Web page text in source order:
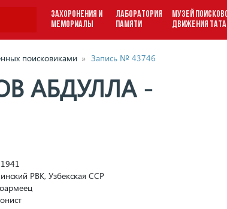
ЗАХОРОНЕНИЯ И
МЕМОРИАЛЫ
ЛАБОРАТОРИЯ
ПАМЯТИ
МУЗЕЙ
ДВИЖЕНИЯ
поисковиками » Запись № 43746
АБДУЛЛА -
РВК, Узбекская ССР